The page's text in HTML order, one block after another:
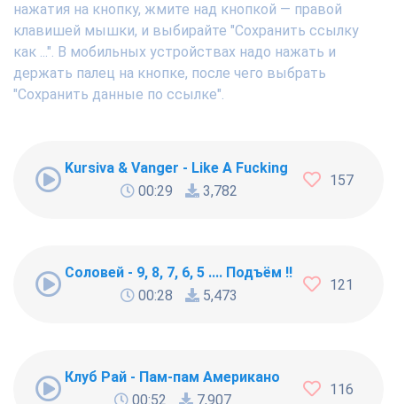
нажатия на кнопку, жмите над кнопкой — правой
клавишей мышки, и выбирайте "Сохранить ссылку
как ...". В мобильных устройствах надо нажать и
держать палец на кнопке, после чего выбрать
"Сохранить данные по ссылке".
Kursiva & Vanger - Like A Fucking Newbie
00:29
3,782
157
Соловей - 9, 8, 7, 6, 5 .... Подъём !!!
00:28
5,473
121
Клуб Рай - Пам-пам Американо
00:52
7,907
116